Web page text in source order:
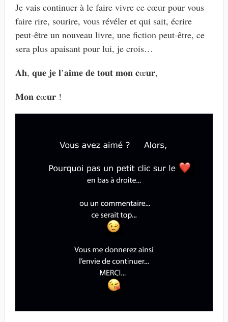
Je vais continuer à le faire vivre ce cœur pour vous
faire rire, sourire, vous révéler et qui sait, écrire
peut-être un nouveau livre, une fiction peut-être, ce
sera plus apaisant pour lui, je crois…
𝐀𝐡, 𝐪𝐮𝐞 𝐣𝐞 𝐥’𝐚𝐢𝐦𝐞 𝐝𝐞 𝐭𝐨𝐮𝐭 𝐦𝐨𝐧 𝐜œ𝐮𝐫,
𝐌𝐨𝐧 𝐜œ𝐮𝐫 !